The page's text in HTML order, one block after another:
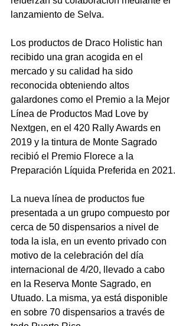
lanzamiento de Selva.
Los productos de Draco Holistic han
recibido una gran acogida en el
mercado y su calidad ha sido
reconocida obteniendo altos
galardones como el Premio a la Mejor
Línea de Productos Mad Love by
Nextgen, en el 420 Rally Awards en
2019 y la tintura de Monte Sagrado
recibió el Premio Florece a la
Preparación Líquida Preferida en 2021.
La nueva línea de productos fue
presentada a un grupo compuesto por
cerca de 50 dispensarios a nivel de
toda la isla, en un evento privado con
motivo de la celebración del día
internacional de 4/20, llevado a cabo
en la Reserva Monte Sagrado, en
Utuado. La misma, ya está disponible
en sobre 70 dispensarios a través de